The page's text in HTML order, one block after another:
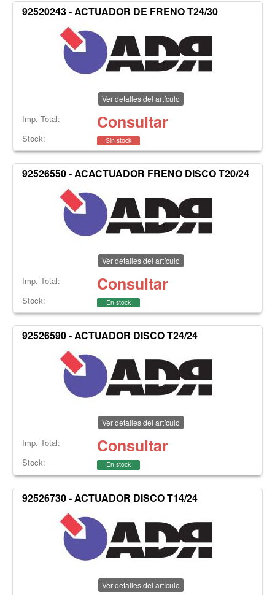
92520243 - ACTUADOR DE FRENO T24/30
Ver detalles del artículo
Imp. Total: Consultar
Stock: Sin stock
92526550 - ACACTUADOR FRENO DISCO T20/24
Ver detalles del artículo
Imp. Total: Consultar
Stock: En stock
92526590 - ACTUADOR DISCO T24/24
Ver detalles del artículo
Imp. Total: Consultar
Stock: En stock
92526730 - ACTUADOR DISCO T14/24
Ver detalles del artículo